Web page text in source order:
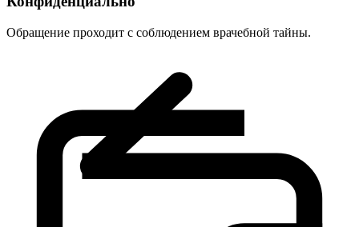
Обращение проходит с соблюдением врачебной тайны.